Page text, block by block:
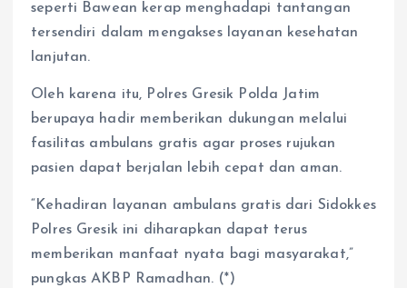
seperti Bawean kerap menghadapi tantangan
tersendiri dalam mengakses layanan kesehatan
lanjutan.
Oleh karena itu, Polres Gresik Polda Jatim
berupaya hadir memberikan dukungan melalui
fasilitas ambulans gratis agar proses rujukan
pasien dapat berjalan lebih cepat dan aman.
“Kehadiran layanan ambulans gratis dari Sidokkes
Polres Gresik ini diharapkan dapat terus
memberikan manfaat nyata bagi masyarakat,”
pungkas AKBP Ramadhan. (*)